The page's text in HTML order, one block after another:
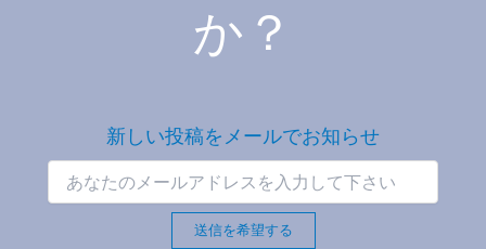
か？
新しい投稿をメールでお知らせ
送信を希望する